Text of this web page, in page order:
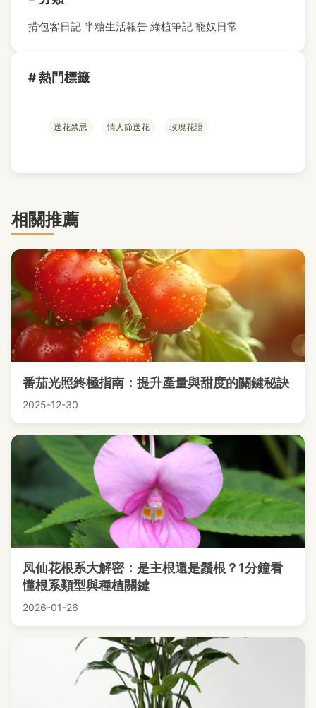
揹包客日記 半糖生活報告 綠植筆記 寵奴日常
# 熱門標籤
送花禁忌 情人節送花 玫瑰花語
相關推薦
番茄光照終極指南：提升產量與甜度的關鍵秘訣
2025-12-30
凤仙花根系大解密：是主根還是鬚根？1分鐘看
懂根系類型與種植關鍵
2026-01-26